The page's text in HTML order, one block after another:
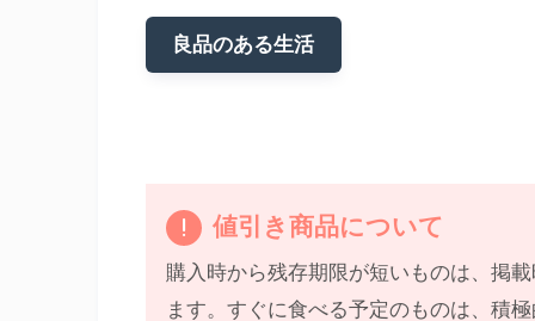
良品のある生活
値引き商品について
購入時から残存期限が短いものは、掲
ます。すぐに食べる予定のものは、積